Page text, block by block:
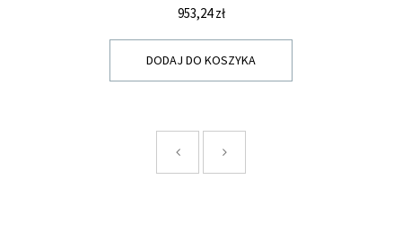
Cena
953,24 zł
DODAJ DO KOSZYKA